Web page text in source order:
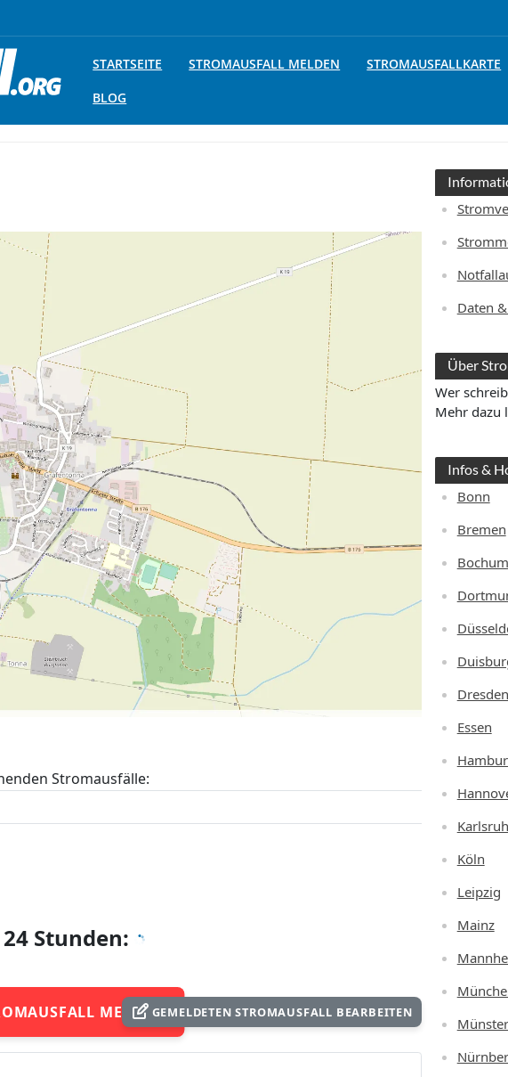
STARTSEITE STROMAUSFALL MELDEN STROMAUSFALLKARTE
BLOG
Stromausfälle:
Stunden:
MELDENGEMELDETEN STROMAUSFALL BEARBEITEN
Daten
Über
Wer
Mehr dazu
Infos &
Bonn
Bremen
Bochum
Dresden
Essen
Köln
Leipzig
Mainz
Münster